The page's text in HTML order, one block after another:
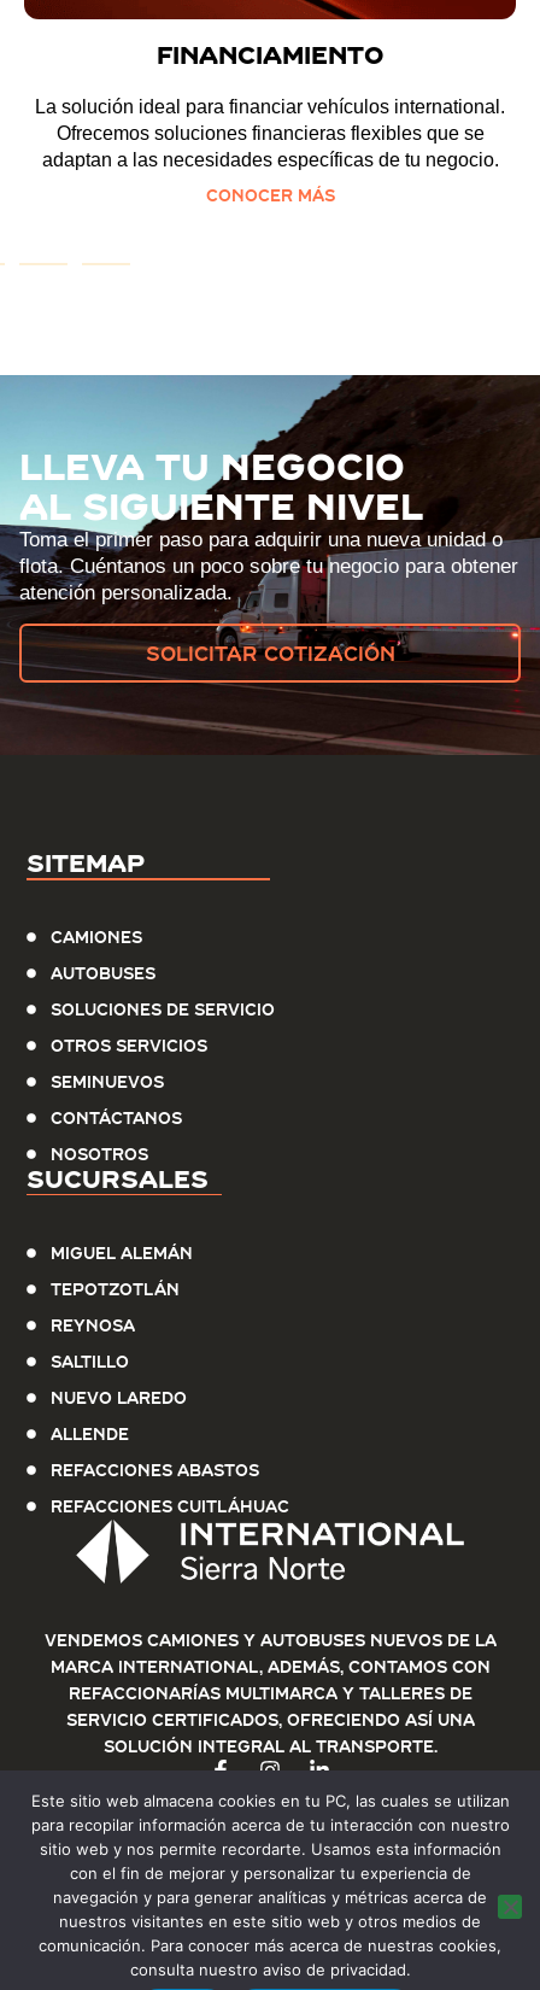
Obtén mucho más que solo un financiamiento. Nuestros
facilitar tu operación y aumentar tu rentabilidad.
Conocer más
LLEVA TU NEGOCIO
AL SIGUIENTE NIVEL
Toma el primer paso para adquirir una nueva unidad o
flota. Cuéntanos un poco sobre tu negocio para obtener
atención personalizada.
Solicitar cotización
Vendemos Camiones y Autobuses nuevos de la
marca International, además, contamos con
refaccionarías multimarca y talleres de
servicio certificados, ofreciendo así una
solución integral al transporte.
Sucursales
Miguel Alemán
Tepotzotlán
Reynosa
Saltillo
Nuevo Laredo
Allende
Refacciones Abastos
Refacciones Cuitláhuac
Sitemap
Camiones
Autobuses
Soluciones de servicio
Otros Servicios
Seminuevos
Contáctanos
Nosotros
© 2025 Sierra norte, Todos los derechos
reservadosAviso de privacidad
Este sitio web almacena cookies en tu PC, las cuales se utilizan
para recopilar información acerca de tu interacción con nuestro
sitio web y nos permite recordarte. Usamos esta información
con el fin de mejorar y personalizar tu experiencia de
navegación y para generar analíticas y métricas acerca de
nuestros visitantes en este sitio web y otros medios de
comunicación. Para conocer más acerca de nuestras cookies,
consulta nuestro aviso de privacidad.